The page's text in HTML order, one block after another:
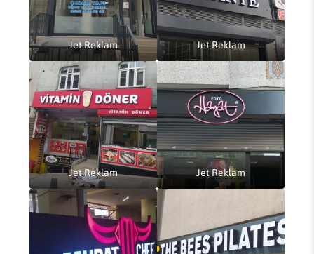
Jet Reklam Jet Reklam
Jet Reklam Jet Reklam